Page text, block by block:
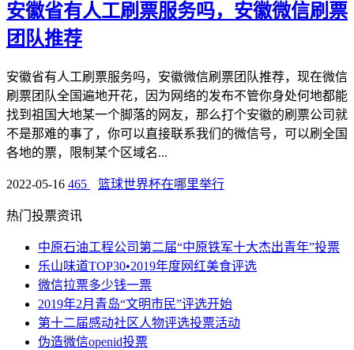
安徽省有人工刷票服务吗，安徽微信刷票
团队推荐
安徽省有人工刷票服务吗，安徽微信刷票团队推荐，现在微信
刷票团队全国遍地开花，因为网络的发布不管你身处何地都能
找到祖国大地某一个脚落的网友，那么打个安徽的刷票公司就
不是那难的事了，你可以直接联系我们的微信号，可以刷全国
各地的票，限制某个区域名...
2022-05-16 465 篮球世界杯在哪里举行
热门投票资讯
中原石油工程公司第二届“中原铁军十大杰出青年”投票
乐山味道TOP30•2019年度网红美食评选
微信拉票多少钱一票
2019年2月青岛“文明市民”评选开始
第十二届感动社区人物评选投票活动
伪造微信openid投票